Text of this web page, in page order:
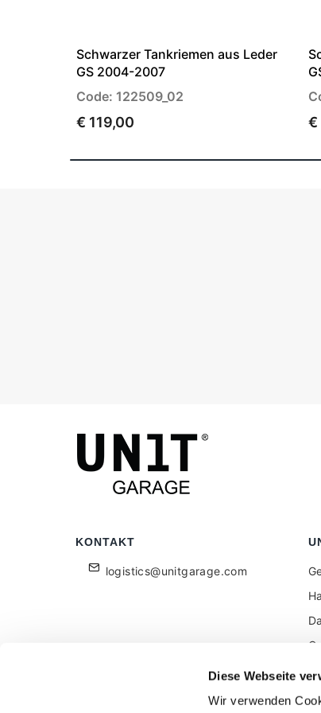
Diese Webseite
Wir verwenden
Schwarzer Tankriemen aus Leder
GS 2004-2007
Code: 122509_02
€ 119,00 €
KONTAKT
logistics@unitgarage.com